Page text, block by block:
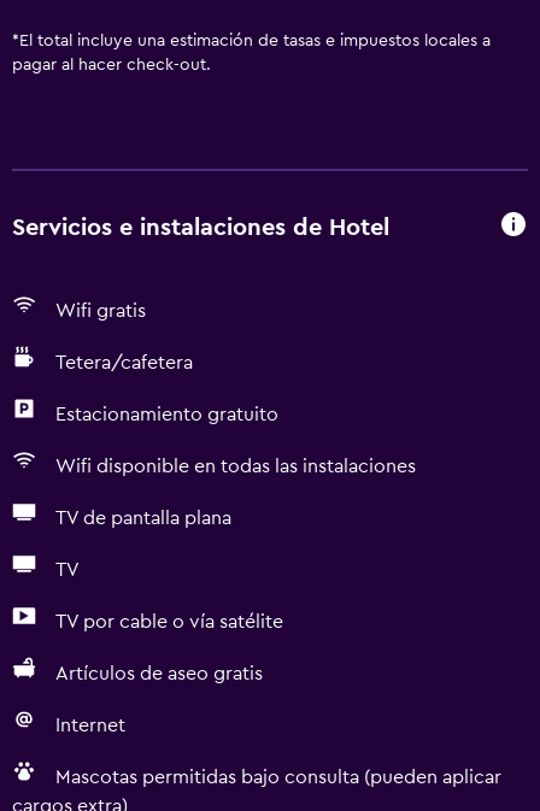
* El total incluye una estimación de tasas e impuestos locales a
pagar al hacer check-out.
Servicios e instalaciones de Hotel
Wifi gratis
Tetera/cafetera
Estacionamiento gratuito
Wifi disponible en todas las instalaciones
TV de pantalla plana
TV
TV por cable o vía satélite
Artículos de aseo gratis
Internet
Mascotas permitidas bajo consulta (pueden aplicar
cargos extra)